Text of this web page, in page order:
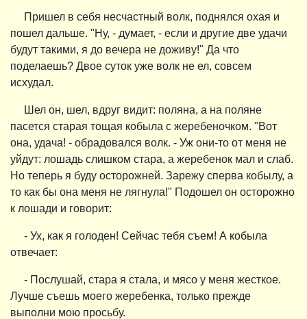
Пришел в себя несчастный волк, поднялся охая и
пошел дальше. "Ну, - думает, - если и другие две удачи
будут такими, я до вечера не доживу!" Да что
поделаешь? Двое суток уже волк не ел, совсем
исхудал.
Шел он, шел, вдруг видит: поляна, а на поляне
пасется старая тощая кобыла с жеребеночком. "Вот
она, удача! - обрадовался волк. - Уж они-то от меня не
уйдут: лошадь слишком стара, а жеребенок мал и слаб.
Но теперь я буду осторожней. Зарежу сперва кобылу, а
то как бы она меня не лягнула!" Подошел он осторожно
к лошади и говорит:
- Ух, как я голоден! Сейчас тебя съем! А кобыла
отвечает:
- Послушай, стара я стала, и мясо у меня жесткое.
Лучше съешь моего жеребенка, только прежде
выполни мою просьбу.